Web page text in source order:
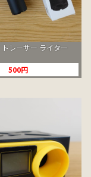
レーサー ライター
500円